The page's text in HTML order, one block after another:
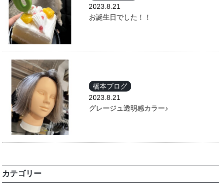
2023.8.21
お誕生日でした！！
橋本ブログ
2023.8.21
グレージュ透明感カラー♪
カテゴリー